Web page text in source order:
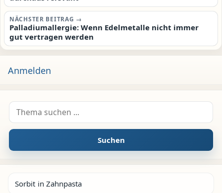
NÄCHSTER BEITRAG →
Palladiumallergie: Wenn Edelmetalle nicht immer
gut vertragen werden
Anmelden
Suche nach:
Suchen
Sorbit in Zahnpasta